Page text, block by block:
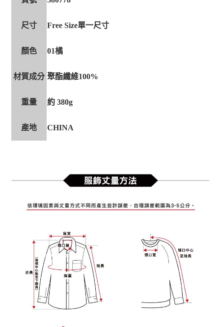
尺寸 Free Size單一尺寸
顏色 01橘
材質成分 聚酯纖維100%
重量 約 380g
產地 CHINA